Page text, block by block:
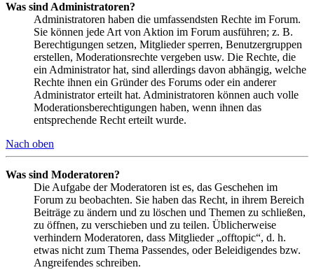
Was sind Administratoren?
Administratoren haben die umfassendsten Rechte im Forum.
Sie können jede Art von Aktion im Forum ausführen; z. B.
Berechtigungen setzen, Mitglieder sperren, Benutzergruppen
erstellen, Moderationsrechte vergeben usw. Die Rechte, die
ein Administrator hat, sind allerdings davon abhängig, welche
Rechte ihnen ein Gründer des Forums oder ein anderer
Administrator erteilt hat. Administratoren können auch volle
Moderationsberechtigungen haben, wenn ihnen das
entsprechende Recht erteilt wurde.
Nach oben
Was sind Moderatoren?
Die Aufgabe der Moderatoren ist es, das Geschehen im
Forum zu beobachten. Sie haben das Recht, in ihrem Bereich
Beiträge zu ändern und zu löschen und Themen zu schließen,
zu öffnen, zu verschieben und zu teilen. Üblicherweise
verhindern Moderatoren, dass Mitglieder „offtopic“, d. h.
etwas nicht zum Thema Passendes, oder Beleidigendes bzw.
Angreifendes schreiben.